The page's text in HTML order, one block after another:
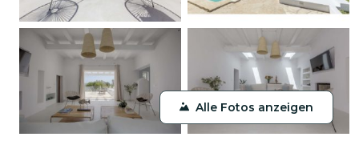
Alle Fotos anzeigen